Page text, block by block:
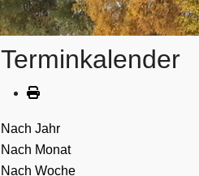
Terminkalender
Nach Jahr
Nach Monat
Nach Woche